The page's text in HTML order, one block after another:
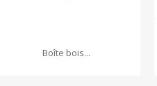
Boîte bois...